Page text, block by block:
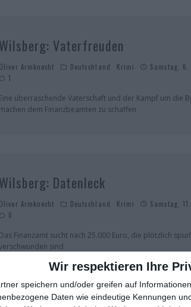
Wir respektieren Ihre
speichern und/oder greifen auf
Daten wie eindeutige Kennungen
Wilsberg: Vaterfreuden
Oliver Armknecht Deutschland Krimi
Samstag,
1
Eine überraschende Vaterschaft und der Kampf um die
machen dem Finanzbeamten zu schaffen
Wilsberg: Datenleck
Oliver Armknecht Deutschland Krimi
Samstag,
0
Das Finanzamt sucht nach 25.000 Euro, die plötzlich
sind